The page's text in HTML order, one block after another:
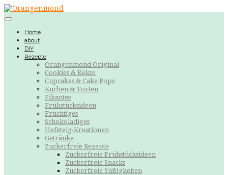
Home
about
DiY
Rezepte
Orangenmond Original
Cookies & Kekse
Cupcakes & Cake Pops
Kuchen & Torten
Pikantes
Frühstücksideen
Fruchtiges
Schokoladiges
Hefeteig-Kreationen
Getränke
Zuckerfreie Rezepte
Zuckerfreie Frühstücksideen
Zuckerfreie Snacks
Zuckerfreie Süßigkeiten